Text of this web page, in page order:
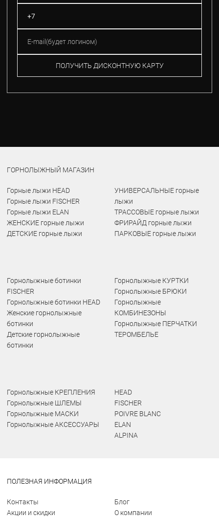
ПОЛУЧИТЬ ДИСКОНТНУЮ КАРТУ
ГОРНОЛЫЖНЫЙ МАГАЗИН
Горные лыжи HEAD
Горные лыжи FISCHER
Горные лыжи ELAN
ЖЕНСКИЕ горные лыжи
ДЕТСКИЕ горные лыжи
УНИВЕРСАЛЬНЫЕ горные
лыжи
ТРАССОВЫЕ горные лыжи
ФРИРАЙД горные лыжи
ПАРКОВЫЕ горные лыжи
Горнолыжные ботинки
FISCHER
Горнолыжные ботинки HEAD
Женские горнолыжные
ботинки
Детские горнолыжные
ботинки
Горнолыжные КУРТКИ
Горнолыжные БРЮКИ
Горнолыжные
КОМБИНЕЗОНЫ
Горнолыжные ПЕРЧАТКИ
ТЕРОМБЕЛЬЕ
Горнолыжные КРЕПЛЕНИЯ
Горнолыжные ШЛЕМЫ
Горнолыжные МАСКИ
Горнолыжные АКСЕССУАРЫ
HEAD
FISCHER
POIVRE BLANC
ELAN
ALPINA
ПОЛЕЗНАЯ ИНФОРМАЦИЯ
Контакты
Акции и скидки
Блог
О компании